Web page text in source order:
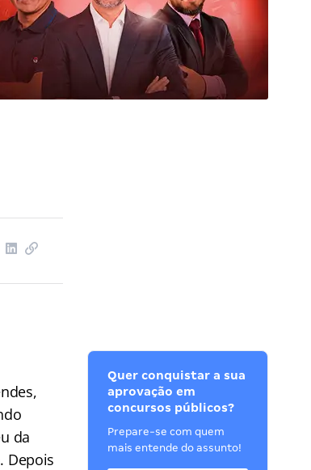
da
Depois
Quer conquistar a sua
aprovação em
concursos públicos?
Prepare-se com quem
mais entende do assunto!